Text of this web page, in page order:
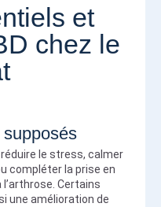
et
chez le
le stress, calmer
compléter la prise en
Certains
une amélioration de